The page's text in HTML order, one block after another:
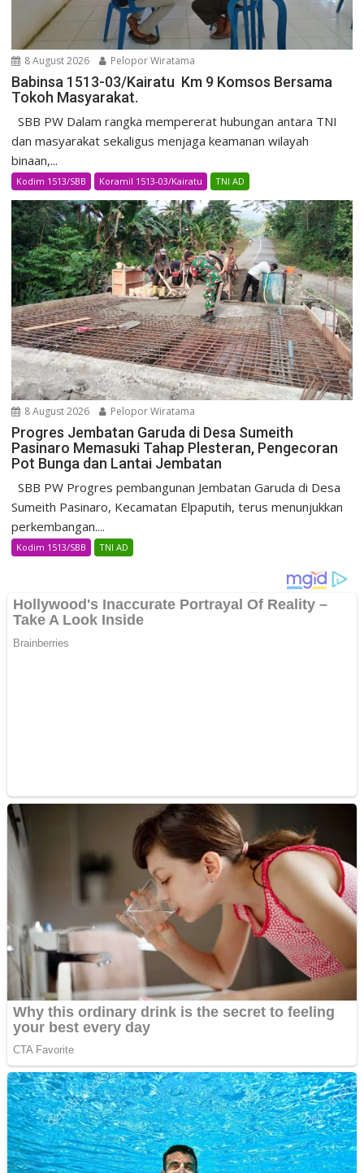
8 August 2026 Pelopor Wiratama
Babinsa 1513-03/Kairatu Km 9 Komsos Bersama
Tokoh Masyarakat.
SBB PW Dalam rangka mempererat hubungan antara TNI
dan masyarakat sekaligus menjaga keamanan wilayah
binaan,...
Kodim 1513/SBB Koramil 1513-03/Kairatu TNI AD
8 August 2026 Pelopor Wiratama
Progres Jembatan Garuda di Desa Sumeith
Pasinaro Memasuki Tahap Plesteran, Pengecoran
Pot Bunga dan Lantai Jembatan
SBB PW Progres pembangunan Jembatan Garuda di Desa
Sumeith Pasinaro, Kecamatan Elpaputih, terus menunjukkan
perkembangan....
Kodim 1513/SBB TNI AD